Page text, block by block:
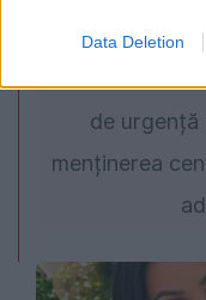
Data Deletion
de urgență
menținerea